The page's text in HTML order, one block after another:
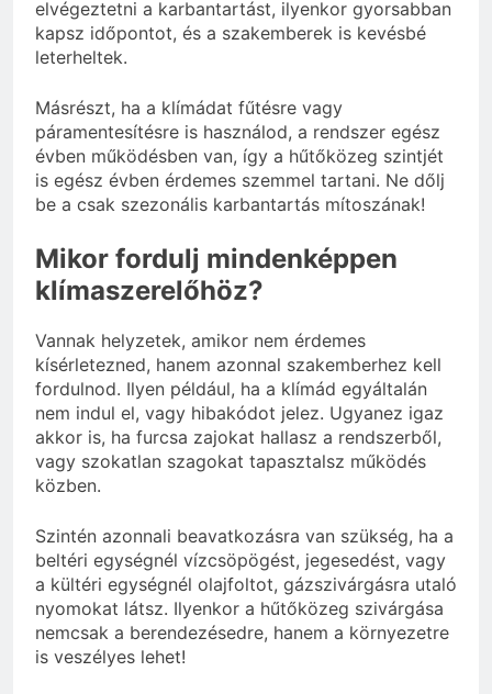
elvégeztetni a karbantartást, ilyenkor gyorsabban
kapsz időpontot, és a szakemberek is kevésbé
leterheltek.
Másrészt, ha a klímádat fűtésre vagy
páramentesítésre is használod, a rendszer egész
évben működésben van, így a hűtőközeg szintjét
is egész évben érdemes szemmel tartani. Ne dőlj
be a csak szezonális karbantartás mítoszának!
Mikor fordulj mindenképpen
klímaszerelőhöz?
Vannak helyzetek, amikor nem érdemes
kísérletezned, hanem azonnal szakemberhez kell
fordulnod. Ilyen például, ha a klímád egyáltalán
nem indul el, vagy hibakódot jelez. Ugyanez igaz
akkor is, ha furcsa zajokat hallasz a rendszerből,
vagy szokatlan szagokat tapasztalsz működés
közben.
Szintén azonnali beavatkozásra van szükség, ha a
beltéri egységnél vízcsöpögést, jegesedést, vagy
a kültéri egységnél olajfoltot, gázszivárgásra utaló
nyomokat látsz. Ilyenkor a hűtőközeg szivárgása
nemcsak a berendezésedre, hanem a környezetre
is veszélyes lehet!